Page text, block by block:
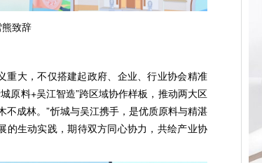
致辞
重大，不仅搭建起政府、企业、行业协会精准
原料+吴江智造”跨区域协作样板，推动两大区
不成林。”忻城与吴江携手，是优质原料与精湛
的生动实践，期待双方同心协力，共绘产业协